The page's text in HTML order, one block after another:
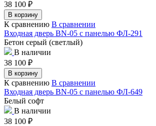
38 100 ₽
В корзину
К сравнению В сравнении
Входная дверь BN-05 с панелью ФЛ-291
Бетон серый (светлый)
В наличии
38 100 ₽
В корзину
К сравнению В сравнении
Входная дверь BN-05 с панелью ФЛ-649
Белый софт
В наличии
38 100 ₽